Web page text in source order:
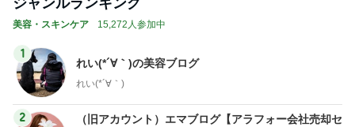
ジャンルランキング
美容・スキンケア 15,272人参加中
1
れい(*´∀｀)の美容ブログ
れい(*´∀｀)
2
（旧アカウント）エマブログ【アラフォー会社売却セ